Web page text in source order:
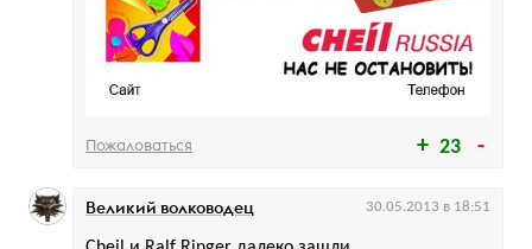
23
Пожаловаться
Великий волководец 30.05.2013 в 18:51